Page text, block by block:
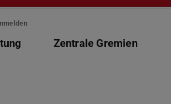
Zentrale Gremien